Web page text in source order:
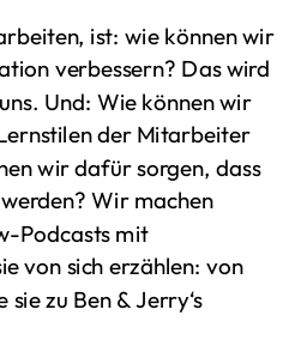
ist: wie können wir
verbessern? Das wird
Und: Wie können wir
der Mitarbeiter
wir dafür sorgen, dass
Wir machen
Podcasts mit
von sich erzählen: von
zu Ben & Jerry‘s